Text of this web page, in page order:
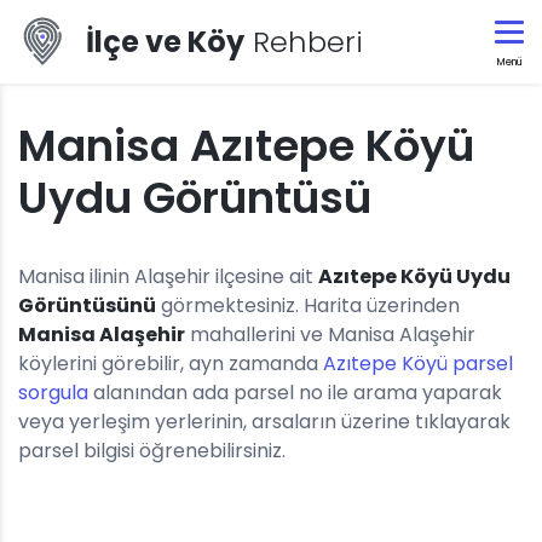
İlçe ve Köy Rehberi
Menü
Manisa Azıtepe Köyü
Uydu Görüntüsü
Manisa ilinin Alaşehir ilçesine ait Azıtepe Köyü Uydu
Görüntüsünü görmektesiniz. Harita üzerinden
Manisa Alaşehir mahallerini ve Manisa Alaşehir
köylerini görebilir, ayn zamanda Azıtepe Köyü parsel
sorgulaalanından ada parsel no ile arama yaparak
veya yerleşim yerlerinin, arsaların üzerine tıklayarak
parsel bilgisi öğrenebilirsiniz.